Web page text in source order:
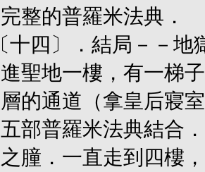
完整的普羅米法典．
〔十四〕．結局－－地
進聖地一樓，有一梯
層的通道（拿皇后寢
五部普羅米法典結合
之朣．一直走到四樓